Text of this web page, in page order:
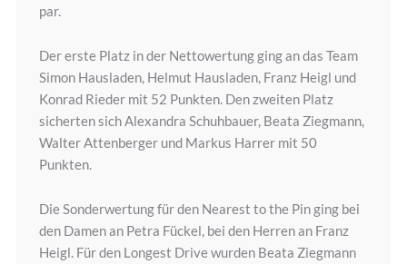
par.
Der erste Platz in der Nettowertung ging an das Team
Simon Hausladen, Helmut Hausladen, Franz Heigl und
Konrad Rieder mit 52 Punkten. Den zweiten Platz
sicherten sich Alexandra Schuhbauer, Beata Ziegmann,
Walter Attenberger und Markus Harrer mit 50
Punkten.
Die Sonderwertung für den Nearest to the Pin ging bei
den Damen an Petra Fückel, bei den Herren an Franz
Heigl. Für den Longest Drive wurden Beata Ziegmann